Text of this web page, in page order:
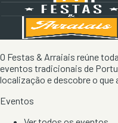
O Festas & Arraiais reúne
eventos tradicionais de
localização e descobre o
Eventos